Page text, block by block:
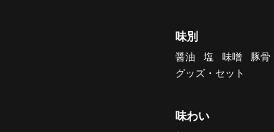
味別
醤油 塩 味噌 豚骨
グッズ・セット
味わい